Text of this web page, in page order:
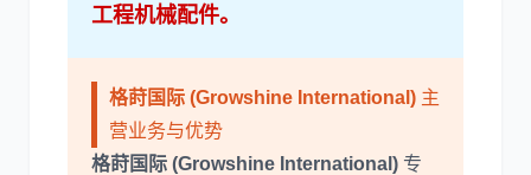
尼桑 依维柯
工程机械配件。
格莳国际 (Growshine International) 主
营业务与优势
格莳国际 (Growshine International) 专